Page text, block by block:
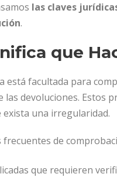
las claves
.
que
está facultada para
las devoluciones. Estos
exista una irregularidad.
frecuentes de
que requieren